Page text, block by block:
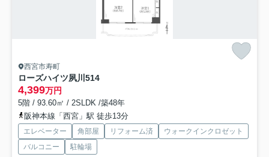
西宮市寿町
ローズハイツ夙川 514
4,399万円
5階 / 93.60㎡ / 2SLDK /築48年
阪神本線「西宮」駅 徒歩13分
エレベーター 角部屋 リフォーム済
ウォークインクロゼット
バルコニー
駐輪場